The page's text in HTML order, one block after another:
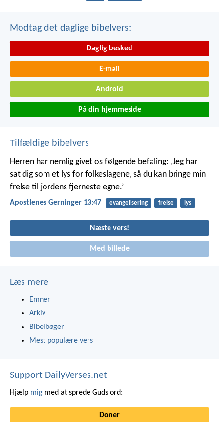
Modtag det daglige bibelvers:
Daglig besked
E-mail
Android
På din hjemmeside
Tilfældige bibelvers
Herren har nemlig givet os følgende befaling: ‚Jeg har
sat dig som et lys for folkeslagene, så du kan bringe min
frelse til jordens fjerneste egne.’
Apostlenes Gerninger 13:47 evangelisering frelse lys
Næste vers!
Med billede
Læs mere
Emner
Arkiv
Bibelbøger
Mest populære vers
Support DailyVerses.net
Hjælp mig med at sprede Guds ord:
Doner